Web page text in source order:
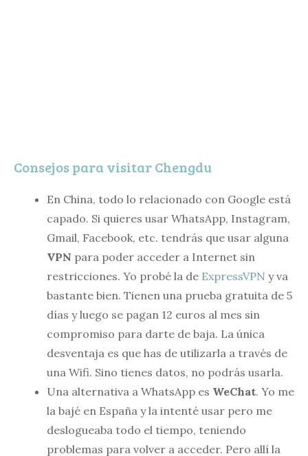
Consejos para visitar Chengdu
En China, todo lo relacionado con Google está
capado. Si quieres usar WhatsApp, Instagram,
Gmail, Facebook, etc. tendrás que usar alguna
VPN para poder acceder a Internet sin
restricciones. Yo probé la de ExpressVPN y va
bastante bien. Tienen una prueba gratuita de 5
días y luego se pagan 12 euros al mes sin
compromiso para darte de baja. La única
desventaja es que has de utilizarla a través de
una Wifi. Sino tienes datos, no podrás usarla.
Una alternativa a WhatsApp es WeChat. Yo me
la bajé en España y la intenté usar pero me
deslogueaba todo el tiempo, teniendo
problemas para volver a acceder. Pero allí la